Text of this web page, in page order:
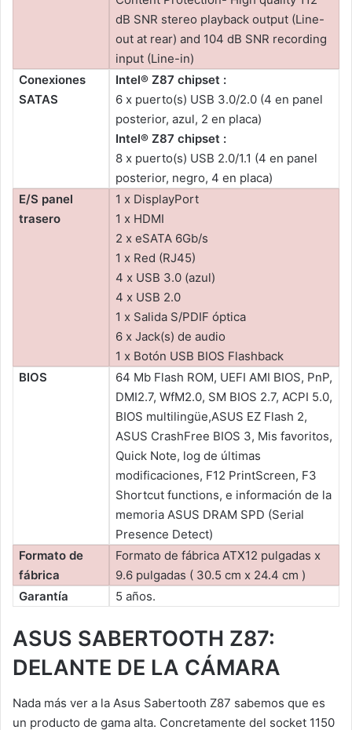
dB SNR stereo playback output (Line-
out at rear) and 104 dB SNR recording
input (Line-in)
Conexiones
SATAS
Intel® Z87 chipset :
6 x puerto(s) USB 3.0/2.0 (4 en panel
posterior, azul, 2 en placa)
Intel® Z87 chipset :
8 x puerto(s) USB 2.0/1.1 (4 en panel
posterior, negro, 4 en placa)
E/S panel
trasero
1 x DisplayPort
1 x HDMI
2 x eSATA 6Gb/s
1 x Red (RJ45)
4 x USB 3.0 (azul)
4 x USB 2.0
1 x Salida S/PDIF óptica
6 x Jack(s) de audio
1 x Botón USB BIOS Flashback
BIOS
64 Mb Flash ROM, UEFI AMI BIOS, PnP,
DMI2.7, WfM2.0, SM BIOS 2.7, ACPI 5.0,
BIOS multilingüe,ASUS EZ Flash 2,
ASUS CrashFree BIOS 3, Mis favoritos,
Quick Note, log de últimas
modificaciones, F12 PrintScreen, F3
Shortcut functions, e información de la
memoria ASUS DRAM SPD (Serial
Presence Detect)
Formato de
fábrica
Formato de fábrica ATX12 pulgadas x
9.6 pulgadas ( 30.5 cm x 24.4 cm )
Garantía
5 años.
ASUS SABERTOOTH Z87:
DELANTE DE LA CÁMARA
Nada más ver a la Asus Sabertooth Z87 sabemos que es
un producto de gama alta. Concretamente del socket 1150